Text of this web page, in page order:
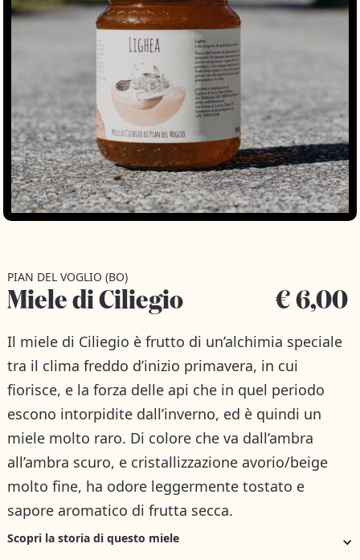
PIAN DEL VOGLIO (BO)
Miele di Ciliegio € 6,00
Il miele di Ciliegio è frutto di un’alchimia speciale
tra il clima freddo d’inizio primavera, in cui
fiorisce, e la forza delle api che in quel periodo
escono intorpidite dall’inverno, ed è quindi un
miele molto raro. Di colore che va dall’ambra
all’ambra scuro, e cristallizzazione avorio/beige
molto fine, ha odore leggermente tostato e
sapore aromatico di frutta secca.
Scopri la storia di questo miele